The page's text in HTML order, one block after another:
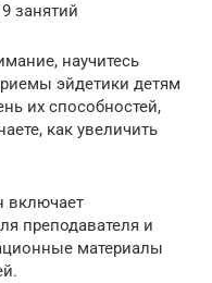
занятий
научитесь
эйдетики детям
их способностей,
как увеличить
включает
преподавателя и
материалы